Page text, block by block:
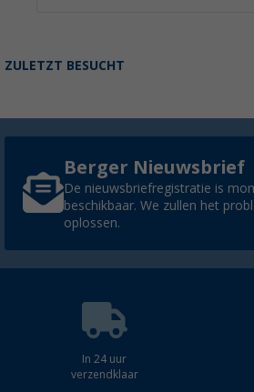
ZULETZT BESUCHT
Berger Nieuwsbrief
De nieuwsbriefregistratie is
beschikbaar. We zullen het
oplossen.
In 24 uur
verzendklaar